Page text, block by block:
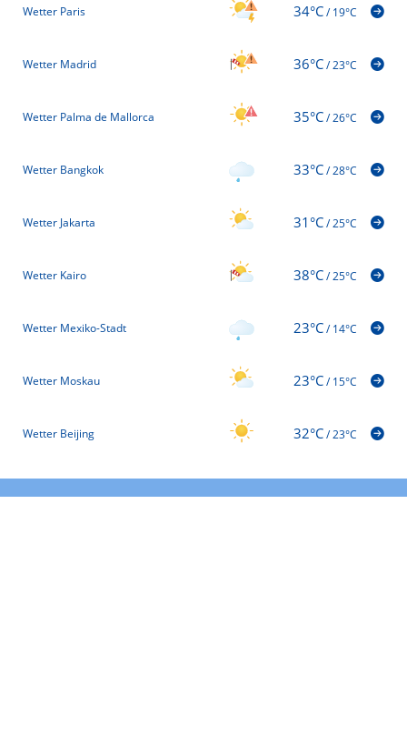
Wetter Paris 34°C/19°C
Wetter Madrid 36°C/23°C
Wetter Palma de Mallorca 35°C/26°C
Wetter Bangkok 33°C/28°C
Wetter Jakarta 31°C/25°C
Wetter Kairo 38°C/25°C
Wetter Mexiko-Stadt 23°C/14°C
Wetter Moskau 23°C/15°C
Wetter Beijing 32°C/23°C